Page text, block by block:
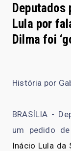
Deputados
Lula por
Dilma foi
História por
BRASÍLIA -
um pedido
Inácio Lula da